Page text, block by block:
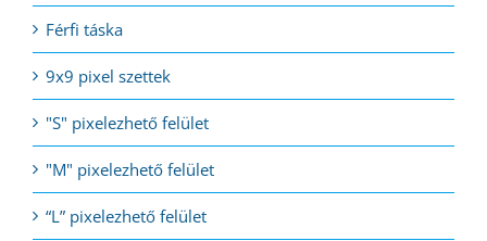
Férfi táska
9x9 pixel szettek
"S" pixelezhető felület
"M" pixelezhető felület
“L” pixelezhető felület